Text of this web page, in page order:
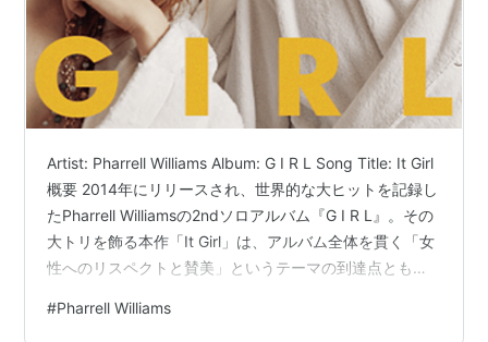
Artist: Pharrell Williams Album: G I R L Song Title: It Girl
概要 2014年にリリースされ、世界的な大ヒットを記録し
たPharrell Williamsの2ndソロアルバム『G I R L』。その
大トリを飾る本作「It Girl」は、アルバム全体を貫く「女
性へのリスペクトと賛美」というテーマの到達点とも言
は、時代を象徴する、誰もが目を奪われる魅力的な女性
#Pharrell Williams